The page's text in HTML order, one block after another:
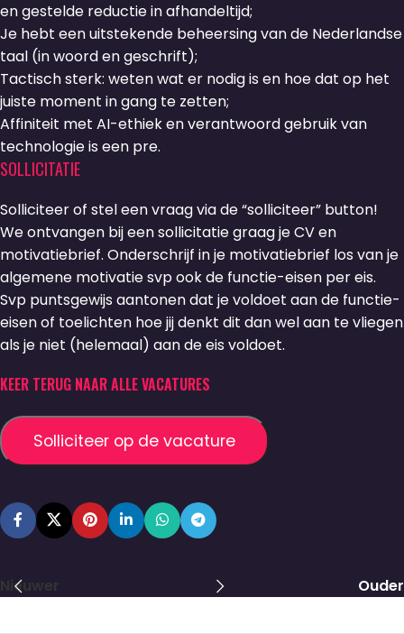
en gestelde reductie in afhandeltijd;
Je hebt een uitstekende beheersing van de Nederlandse
taal (in woord en geschrift);
Tactisch sterk: weten wat er nodig is en hoe dat op het
juiste moment in gang te zetten;
Affiniteit met AI-ethiek en verantwoord gebruik van
technologie is een pre.
SOLLICITATIE
Solliciteer of stel een vraag via de “solliciteer” button!
We ontvangen bij een sollicitatie graag je CV en
motivatiebrief. Onderschrijf in je motivatiebrief los van je
algemene motivatie svp ook de functie-eisen per eis.
Svp puntsgewijs aantonen dat je voldoet aan de functie-
eisen of toelichten hoe jij denkt dit dan wel aan te vliegen
als je niet (helemaal) aan de eis voldoet.
KEER TERUG NAAR ALLE VACATURES
Nieuwer Ouder